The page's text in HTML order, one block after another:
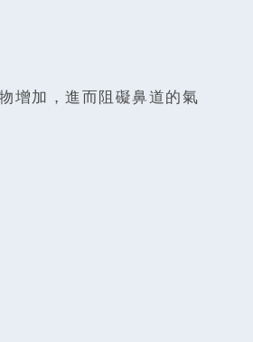
增加，進而阻礙鼻道的氣